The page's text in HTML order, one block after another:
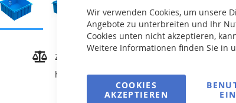
Wir verwenden Cookies, um unsere
Angebote zu unterbreiten und Ihr
Cookies unten nicht akzeptieren,
Weitere Informationen finden Sie in
COOKIES
AKZEPTIEREN
Zur Vergleichsliste
hinzufügen